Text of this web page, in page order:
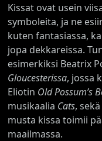
Kissat ovat usein
symboleita, ja ne
kuten fantasiassa,
jopa dekkareissa.
esimerkiksi Beatrix
Gloucesterissa, jossa
Eliotin Old Possum’s
musikaalia Cats,
musta kissa toimii
maailmassa.